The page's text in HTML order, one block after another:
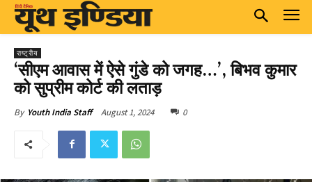
राष्ट्रीय
‘सीएम आवास में ऐसे गुंडे को जगह…’, बिभव कुमार
को सुप्रीम कोर्ट की लताड़
By Youth India Staff August 1, 2024 0